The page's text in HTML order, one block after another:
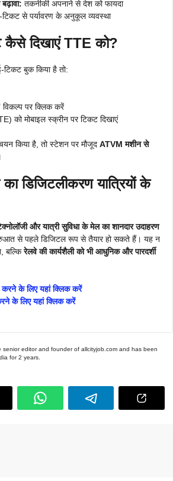
तकनीकी अपनाने से देश को फायदा
टिकट से पर्यावरण के अनुकूल व्यवस्था
कैसे दिखाएं TTE को?
टिकट बुक किया है तो:
विकल्प पर क्लिक करें
को मोबाइल स्क्रीन पर टिकट दिखाएं
किया है, तो स्टेशन पर मौजूद ATVM मशीन से
का डिजिटलीकरण यात्रियों के
और यात्री सुविधा के मेल का शानदार उदाहरण
से पहले डिजिटल रूप से तैयार हो सकते हैं। यह न
बल्किरेलवे की कार्यशैली को भी आधुनिक और पारदर्शी
के लिए यहां क्लिक करें
के लिए यहां क्लिक करें
senior editor and founder of allcityjob.com and has been
for 2 years.